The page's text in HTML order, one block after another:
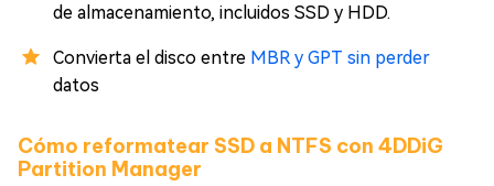
de almacenamiento, incluidos SSD y HDD.
Convierta el disco entre MBR y GPT sin perder
datos
Cómo reformatear SSD a NTFS con 4DDiG
Partition Manager